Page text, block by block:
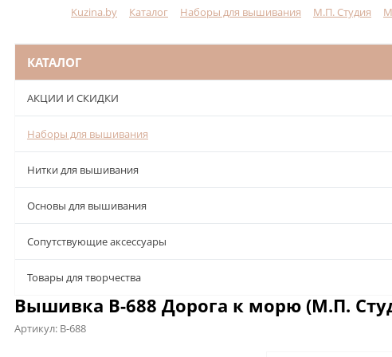
Kuzina.by Каталог Наборы для вышивания М.П. Студия
КАТАЛОГ
АКЦИИ И СКИДКИ
Наборы для вышивания
Нитки для вышивания
Основы для вышивания
Сопутствующие аксессуары
Товары для творчества
Вышивка В-688 Дорога к морю (М.П.
Артикул: В-688